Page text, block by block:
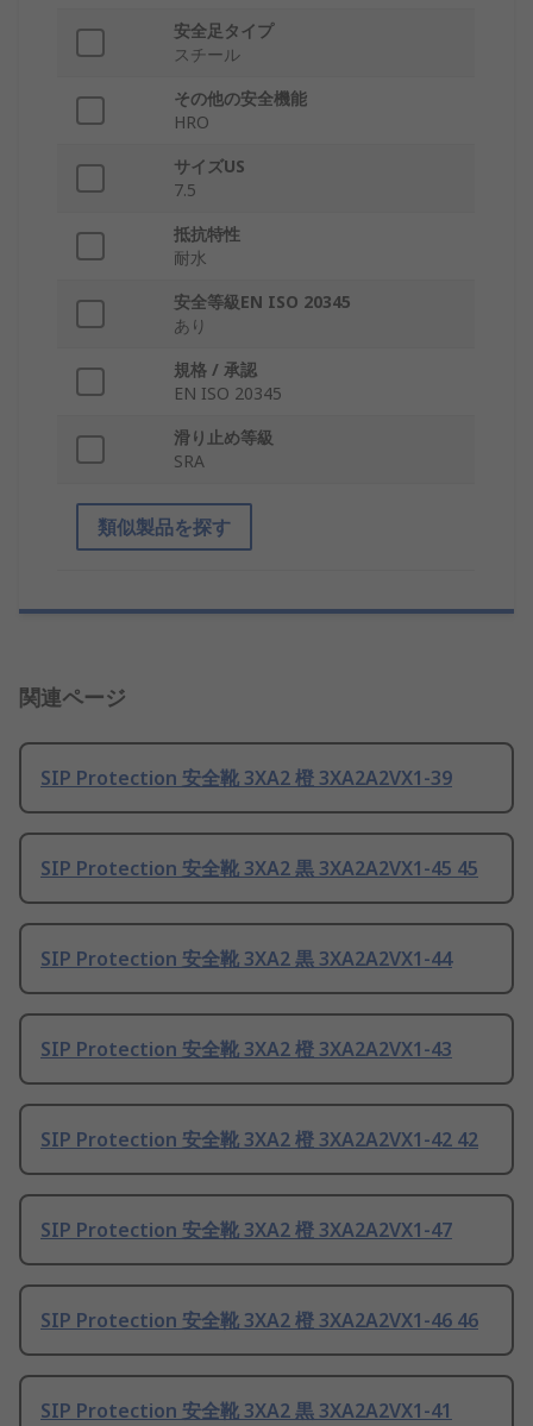
安全足タイプ
スチール
その他の安全機能
HRO
サイズUS
7.5
抵抗特性
耐水
安全等級EN ISO 20345
あり
規格 / 承認
EN ISO 20345
滑り止め等級
SRA
類似製品を探す
関連ページ
SIP Protection 安全靴 3XA2 橙 3XA2A2VX1-39
SIP Protection 安全靴 3XA2 黒 3XA2A2VX1-45 45
SIP Protection 安全靴 3XA2 黒 3XA2A2VX1-44
SIP Protection 安全靴 3XA2 橙 3XA2A2VX1-43
SIP Protection 安全靴 3XA2 橙 3XA2A2VX1-42 42
SIP Protection 安全靴 3XA2 橙 3XA2A2VX1-47
SIP Protection 安全靴 3XA2 橙 3XA2A2VX1-46 46
SIP Protection 安全靴 3XA2 黒 3XA2A2VX1-41